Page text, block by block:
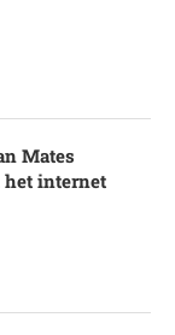
Mates
het internet